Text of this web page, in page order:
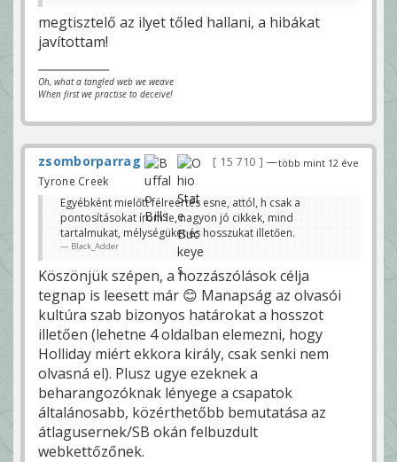
megtisztelő az ilyet tőled hallani, a hibákat
javítottam!
Oh, what a tangled web we weave
When first we practise to deceive!
több mint 12 éve
zsomborparrag 15 710
—
Tyrone Creek
Egyébként mielőtt félreértés esne, attól, h csak a
pontosításokat írom le, nagyon jó cikkek, mind
tartalmukat, mélységüket és hosszukat illetően.
Black_Adder
Köszönjük szépen, a hozzászólások célja
tegnap is leesett már 😊 Manapság az olvasói
kultúra szab bizonyos határokat a hosszot
illetően (lehetne 4 oldalban elemezni, hogy
Holliday miért ekkora király, csak senki nem
olvasná el). Plusz ugye ezeknek a
beharangozóknak lényege a csapatok
általánosabb, közérthetőbb bemutatása az
átlagusernek/SB okán felbuzdult
webkettőzőnek.